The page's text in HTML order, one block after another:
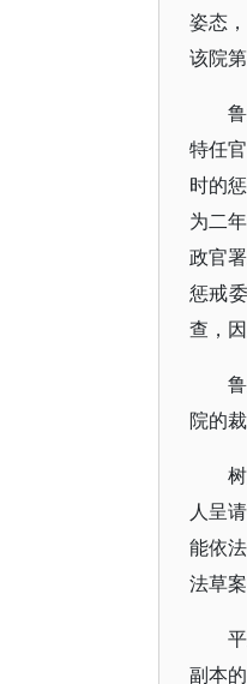
姿态
该院
特任
时的
为二
政官
惩戒
查，
院的
人呈
能依
法草
副本